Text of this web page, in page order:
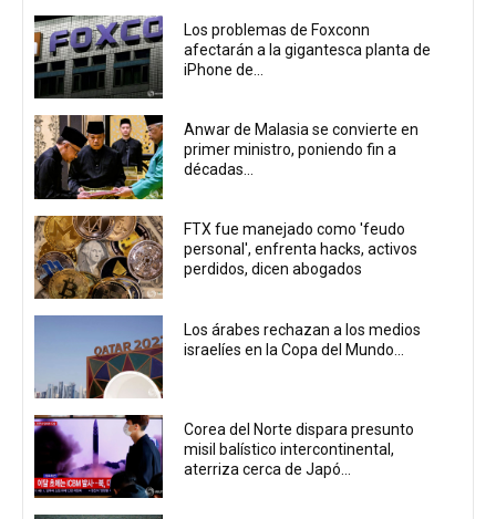
Los problemas de Foxconn
afectarán a la gigantesca planta de
iPhone de...
Anwar de Malasia se convierte en
primer ministro, poniendo fin a
décadas...
FTX fue manejado como 'feudo
personal', enfrenta hacks, activos
perdidos, dicen abogados
Los árabes rechazan a los medios
israelíes en la Copa del Mundo...
Corea del Norte dispara presunto
misil balístico intercontinental,
aterriza cerca de Japó...